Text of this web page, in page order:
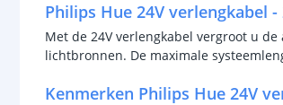
Philips Hue 24V verlengkabel
Met de 24V verlengkabel vergroot u
lichtbronnen. De maximale
Kenmerken Philips Hue 24V